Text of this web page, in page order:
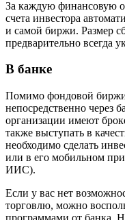
За каждую финансовую
счета инвестора
и самой биржи. Размер
предварительно всегда
В банке
Помимо фондовой
непосредственно через
организации имеют
также выступать в
необходимо сделать
или в его мобильном
ИИС).
Если у вас нет
торговлю, можно
программами от банка.